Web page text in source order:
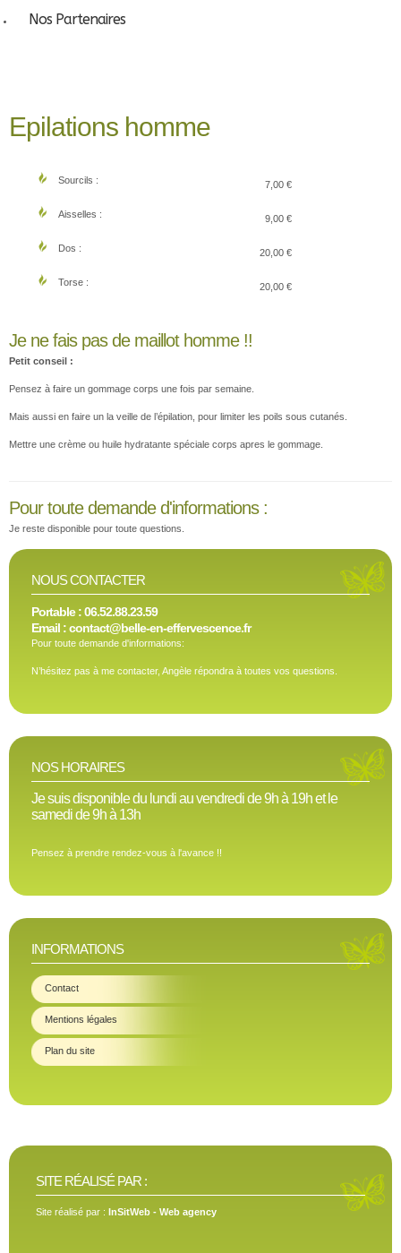
Nos Partenaires
Epilations homme
Sourcils : 7,00 €
Aisselles : 9,00 €
Dos : 20,00 €
Torse : 20,00 €
Je ne fais pas de maillot homme !!
Petit conseil :
Pensez à faire un gommage corps une fois par semaine.
Mais aussi en faire un la veille de l’épilation, pour limiter les poils sous cutanés.
Mettre une crème ou huile hydratante spéciale corps apres le gommage.
Pour toute demande d'informations :
Je reste disponible pour toute questions.
NOUS CONTACTER
Portable : 06.52.88.23.59
Email : contact@belle-en-effervescence.fr
Pour toute demande d'informations:
N’hésitez pas à me contacter, Angèle répondra à toutes vos questions.
NOS HORAIRES
Je suis disponible du lundi au vendredi de 9h à 19h et le
samedi de 9h à 13h
Pensez à prendre rendez-vous à l'avance !!
INFORMATIONS
Contact
Mentions légales
Plan du site
SITE RÉALISÉ PAR :
Site réalisé par : InSitWeb - Web agency